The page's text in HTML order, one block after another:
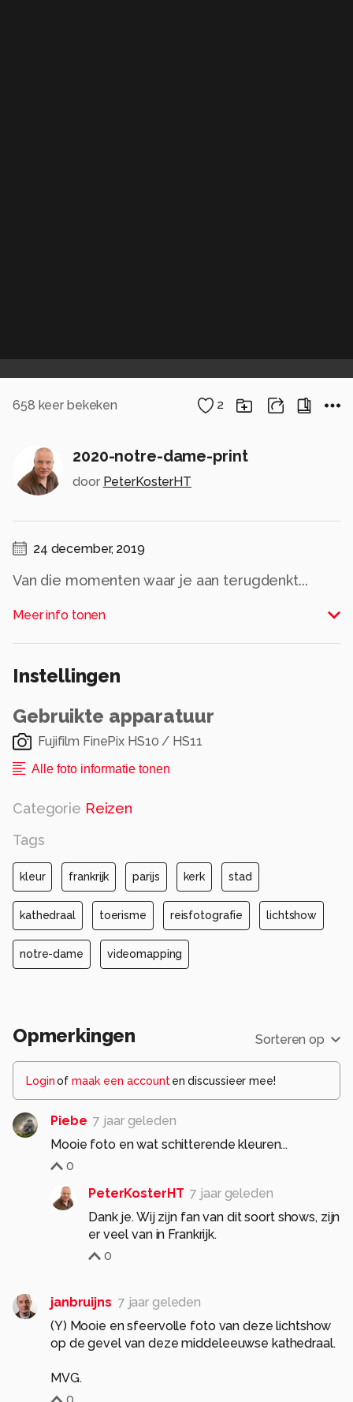
658 keer bekeken 2
2020-notre-dame-print
door PeterKosterHT
24 december, 2019
Van die momenten waar je aan terugdenkt...
de Notre-Dame van Parijs. Al weer twee jaar
geleden, maar na de brand van deze zomer
Inmiddels zijn we weer in Parijs geweest. La
geweldig. En in de Notre-Dame mogen dit jaar
dan geen kerstdiensten gehouden worden, ze
wordt herbouwd.
Meer info tonen
Instellingen
Gebruikte apparatuur
Fujifilm FinePix HS10 / HS11
Alle foto informatie tonen
Categorie Reizen
Tags
kleur frankrijk parijs kerk stad
kathedraal toerisme reisfotografie lichtshow
notre-dame videomapping
Opmerkingen Sorteren op
Loginof maak een account en discussieer mee!
Piebe 7 jaar geleden
Mooie foto en wat schitterende kleuren...
0
PeterKosterHT 7 jaar geleden
Dank je. Wij zijn fan van dit soort shows, zijn
er veel van in Frankrijk.
0
janbruijns 7 jaar geleden
(Y) Mooie en sfeervolle foto van deze lichtshow
op de gevel van deze middeleeuwse kathedraal.
MVG.